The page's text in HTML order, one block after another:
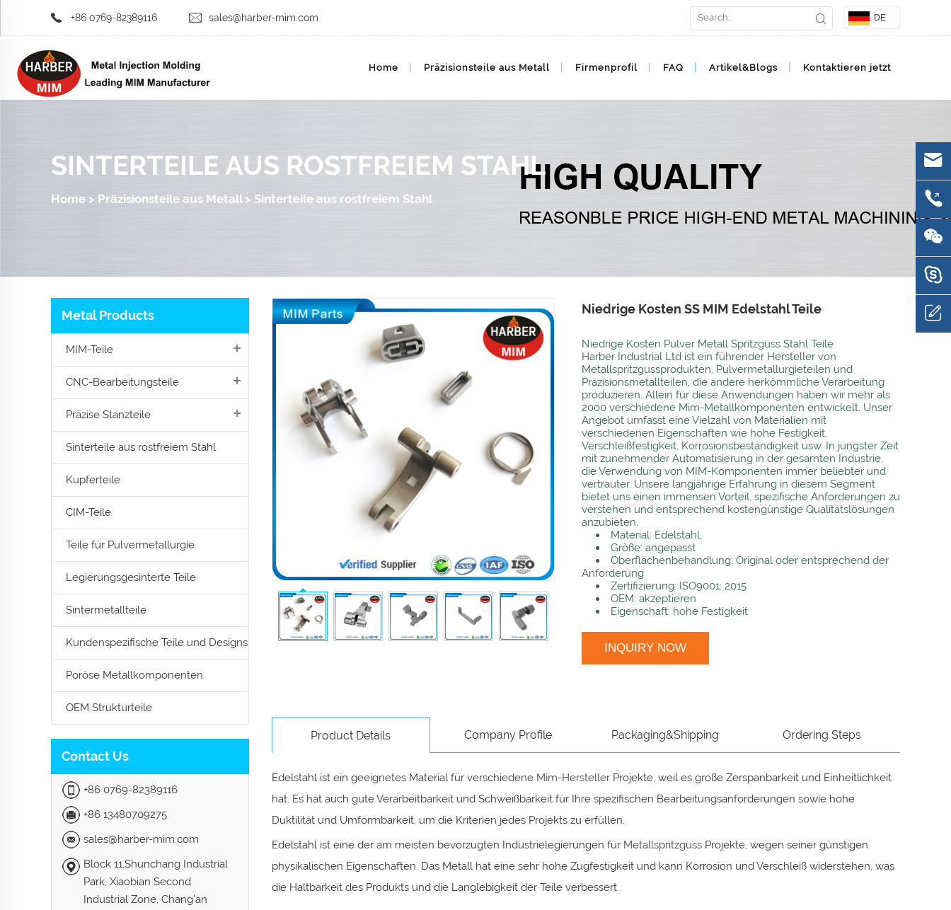
+86 0769-82389116 sales@harber-mim.com DE
Home Präzisionsteile aus Metall Firmenprofil FAQ Artikel&Blogs Kontaktieren jetzt
SINTERTEILE AUS ROSTFREIEM STAHL
Home > Präzisionsteile aus Metall> Sinterteile aus rostfreiem Stahl
Metal Products
MIM-Teile
CNC-Bearbeitungsteile
Präzise Stanzteile
Sinterteile aus rostfreiem Stahl
Kupferteile
CIM-Teile
Teile für Pulvermetallurgie
Legierungsgesinterte Teile
Sintermetallteile
Kundenspezifische Teile und Designs
Poröse Metallkomponenten
OEM Strukturteile
Contact Us
+86 0769-82389116
+86 13480709275
sales@harber-mim.com
Block 11,Shunchang Industrial
Park, Xiaobian Second
Industrial Zone, Chang'an
Niedrige Kosten SS MIM Edelstahl Teile
Niedrige Kosten Pulver Metall Spritzguss Stahl Teile
Harber Industrial Ltd ist ein führender Hersteller von
Metallspritzgussprodukten, Pulvermetallurgieteilen und
Präzisionsmetallteilen, die andere herkömmliche Verarbeitung
produzieren. Allein für diese Anwendungen haben wir mehr als
2000 verschiedene Mim-Metallkomponenten entwickelt. Unser
Angebot umfasst eine Vielzahl von Materialien mit
verschiedenen Eigenschaften wie hohe Festigkeit,
Verschleißfestigkeit, Korrosionsbeständigkeit usw. In jüngster Zeit
mit zunehmender Automatisierung in der gesamten Industrie,
die Verwendung von MIM-Komponenten immer beliebter und
vertrauter. Unsere langjährige Erfahrung in diesem Segment
bietet uns einen immensen Vorteil, spezifische Anforderungen zu
verstehen und entsprechend kostengünstige Qualitätslösungen
anzubieten.
Material: Edelstahl,
Größe: angepasst
Oberflächenbehandlung: Original oder entsprechend der
Anforderung
Zertifizierung: ISO9001: 2015
OEM: akzeptieren
Eigenschaft: hohe Festigkeit
INQUIRY NOW
Product Details Company Profile Packaging&Shipping Ordering Steps
Edelstahl ist ein geeignetes Material für verschiedene Mim-Hersteller Projekte, weil es große Zerspanbarkeit und Einheitlichkeit
hat. Es hat auch gute Verarbeitbarkeit und Schweißbarkeit für Ihre spezifischen Bearbeitungsanforderungen sowie hohe
Duktilität und Umformbarkeit, um die Kriterien jedes Projekts zu erfüllen.
Edelstahl ist eine der am meisten bevorzugten Industrielegierungen für Metallspritzguss Projekte, wegen seiner günstigen
physikalischen Eigenschaften. Das Metall hat eine sehr hohe Zugfestigkeit und kann Korrosion und Verschleiß widerstehen, was
die Haltbarkeit des Produkts und die Langlebigkeit der Teile verbessert.